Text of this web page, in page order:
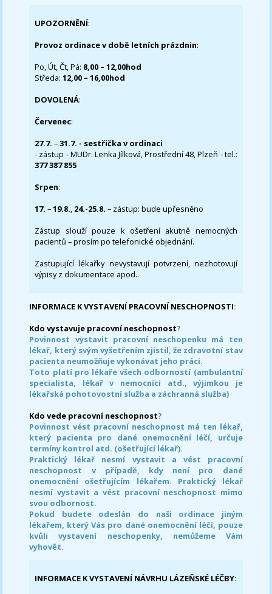
UPOZORNĚNÍ:
Provoz ordinace v době letních prázdnin:
Po, Út, Čt, Pá: 8,00 – 12,00hod
Středa:12,00 – 16,00hod
DOVOLENÁ:
Červenec:
27.7.–31.7. - sestřička v ordinaci
- zástup - MUDr. Lenka Jílková, Prostřední 48, Plzeň - tel.:
377 387 855
Srpen:
17. –19.8., 24.-25.8. – zástup: bude upřesněno
Zástup slouží pouze k ošetření akutně nemocných
pacientů – prosím po telefonické objednání.
Zastupující lékařky nevystavují potvrzení, nezhotovují
výpisy z dokumentace apod..
INFORMACE K VYSTAVENÍ PRACOVNÍ NESCHOPNOSTI:
Kdo vystavuje pracovní neschopnost?
Povinnost vystavit pracovní neschopenku má ten
lékař, který svým vyšetřením zjistil, že zdravotní stav
pacienta neumožňuje vykonávat jeho práci.
Toto platí pro lékaře všech odborností (ambulantní
specialista, lékař v nemocnici atd., výjimkou je
lékařská pohotovostní služba a záchranná služba)
Kdo vede pracovní neschopnost?
Povinnost vést pracovní neschopnost má ten lékař,
který pacienta pro dané onemocnění léčí, určuje
termíny kontrol atd. (ošetřující lékař).
Praktický lékař nesmí vystavit a vést pracovní
neschopnost v případě, kdy není pro dané
onemocnění ošetřujícím lékařem. Praktický lékař
nesmí vystavit a vést pracovní neschopnost mimo
svou odbornost.
Pokud budete odeslán do naši ordinace jiným
lékařem, který Vás pro dané onemocnění léčí, pouze
kvůli vystavení neschopenky, nemůžeme Vám
vyhovět.
INFORMACE K VYSTAVENÍ NÁVRHU LÁZEŇSKÉ LÉČBY: